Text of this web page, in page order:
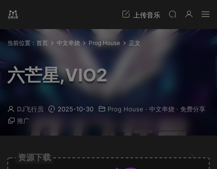
当前位置： 首页 中文串烧 Prog House 正文
六芒星,VIO2
DJ飞行员 2025-10-30 Prog House · 中文串烧 · 免费分享
推广
资源下载